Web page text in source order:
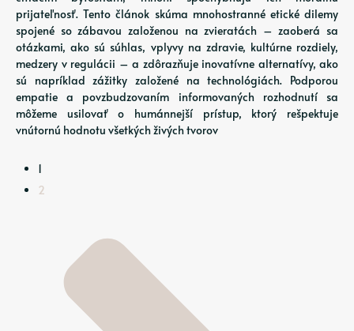
prijateľnosť. Tento článok skúma mnohostranné etické dilemy
spojené so zábavou založenou na zvieratách – zaoberá sa
otázkami, ako sú súhlas, vplyvy na zdravie, kultúrne rozdiely,
medzery v regulácii – a zdôrazňuje inovatívne alternatívy, ako
sú napríklad zážitky založené na technológiách. Podporou
empatie a povzbudzovaním informovaných rozhodnutí sa
môžeme usilovať o humánnejší prístup, ktorý rešpektuje
vnútornú hodnotu všetkých živých tvorov
1
2